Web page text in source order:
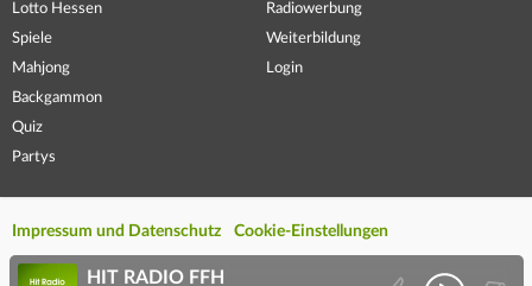
Lotto Hessen
Spiele
Mahjong
Backgammon
Quiz
Partys
Radiowerbung
Weiterbildung
Login
Impressum und Datenschutz Cookie-Einstellungen
HIT RADIO FFH